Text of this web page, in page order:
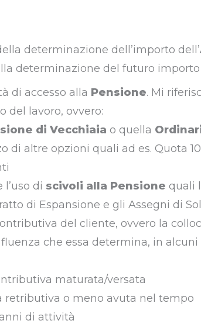
determinazione dell’importo dell’
determinazione del futuro importo
di accesso alla Pensione. Mi
del lavoro, ovvero:
di Vecchiaia o quella
di altre opzioni quali ad es. Quota
l’uso di scivoli alla Pensione quali
di Espansione e gli Assegni di
del cliente, ovvero la
che essa determina, in
maturata/versata
retributiva o meno avuta nel tempo
di attività